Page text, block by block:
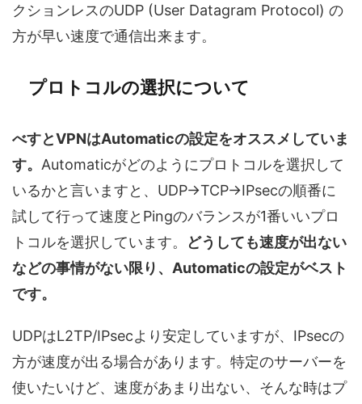
クションレスのUDP (User Datagram Protocol) の
方が早い速度で通信出来ます。
プロトコルの選択について
べすとVPNはAutomaticの設定をオススメしていま
す。 Automaticがどのようにプロトコルを選択して
いるかと言いますと、UDP→TCP→IPsecの順番に
試して行って速度とPingのバランスが1番いいプロ
トコルを選択しています。
どうしても速度が出ない
などの事情がない限り、Automaticの設定がベスト
です。
UDPはL2TP/IPsecより安定していますが、IPsecの
方が速度が出る場合があります。特定のサーバーを
使いたいけど、速度があまり出ない、そんな時はプ